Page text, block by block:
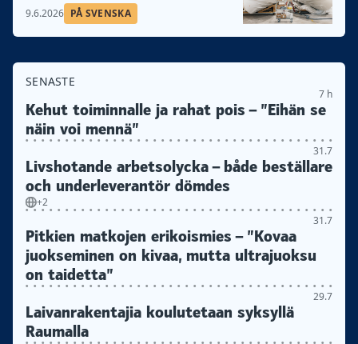
9.6.2026 PÅ SVENSKA
SENASTE
7 h
Kehut toiminnalle ja rahat pois – ”Eihän se
näin voi mennä”
31.7
Livshotande arbetsolycka – både beställare
och underleverantör dömdes
+2
31.7
Pitkien matkojen erikoismies – ”Kovaa
juokseminen on kivaa, mutta ultrajuoksu
on taidetta”
29.7
Laivanrakentajia koulutetaan syksyllä
Raumalla